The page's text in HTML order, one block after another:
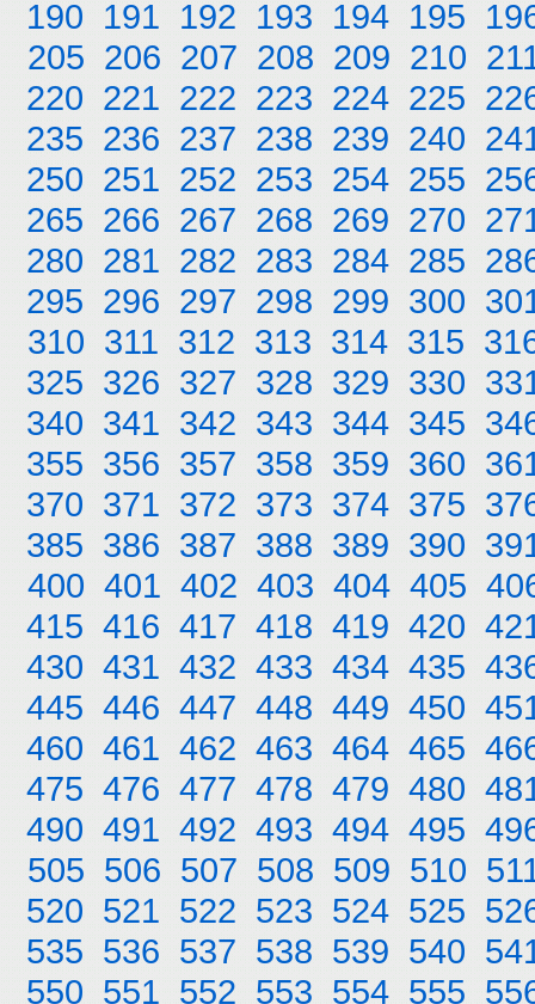
190 191 192 193 194 195
205 206 207 208 209 210
220 221 222 223 224 225
235 236 237 238 239 240
250 251 252 253 254 255
265 266 267 268 269 270
280 281 282 283 284 285
295 296 297 298 299 300
310 311 312 313 314 315
325 326 327 328 329 330
340 341 342 343 344 345
355 356 357 358 359 360
370 371 372 373 374 375
385 386 387 388 389 390
400 401 402 403 404 405
415 416 417 418 419 420
430 431 432 433 434 435
445 446 447 448 449 450
460 461 462 463 464 465
475 476 477 478 479 480
490 491 492 493 494 495
505 506 507 508 509 510
520 521 522 523 524 525
535 536 537 538 539 540
550 551 552 553 554 555